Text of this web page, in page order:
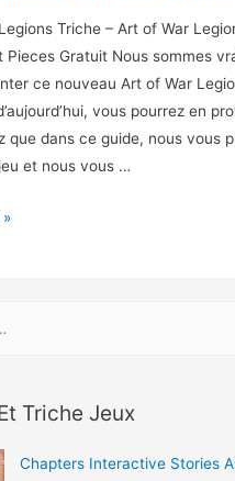
Triche – Art of War
Pieces Gratuit Nous sommes
ce nouveau Art of War
vous pourrez en
que dans ce guide, nous vous
et nous vous …
Triche Jeux
Chapters Interactive Stories